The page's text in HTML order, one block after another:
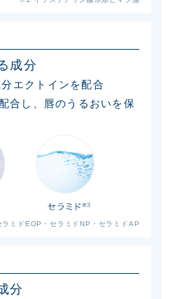
成分
エクトインを配合
合し、唇のうるおいを保
ミドEOP・セラミドNP・セラミドAP
分